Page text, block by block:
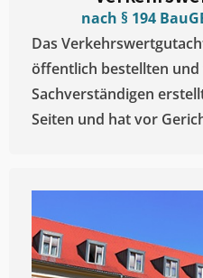
nach § 194
Das
öffentlich bestellten und
Sachverständigen
Seiten und hat vor